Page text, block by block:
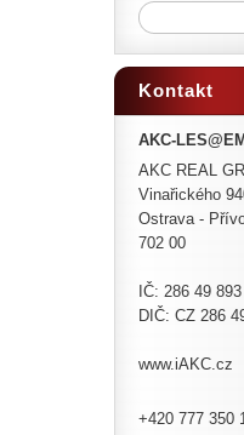
Kontakt
AKC-
AKC REAL
Vinařického
Ostrava -
702 00
IČ: 286 49 893
DIČ: CZ 286
www.iAKC.cz
+420 777 350